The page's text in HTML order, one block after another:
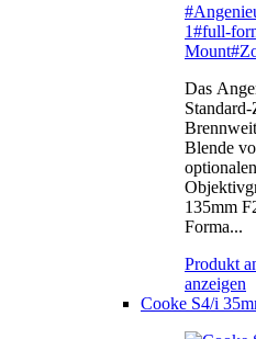
1#full-
Mount
Das
Blende
135mm
Forma...
Produkt
anzeigen
Cooke S4/i